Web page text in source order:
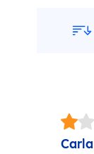
Carla